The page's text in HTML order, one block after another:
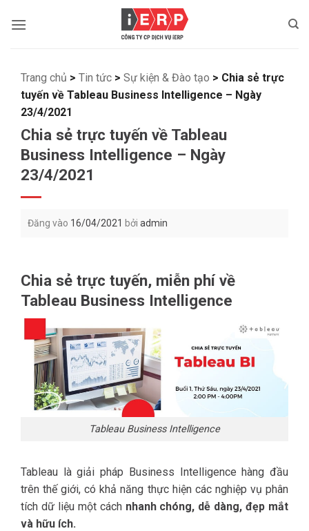
qua
Trang chủ > Tin tức > Sự kiện & Đào tạo > Chia sẻ trực
tuyến về Tableau Business Intelligence – Ngày
23/4/2021
Chia sẻ trực tuyến về Tableau
Business Intelligence – Ngày
23/4/2021
Đăng vào 16/04/2021 bởi admin
Chia sẻ trực tuyến, miễn phí về
Tableau Business Intelligence
Tableau Business Intelligence
Tableau là giải pháp Business Intelligence hàng đầu
trên thế giới, có khả năng thực hiện các nghiệp vụ phân
tích dữ liệu một cách nhanh chóng, dễ dàng, đẹp mắt
và hữu ích.